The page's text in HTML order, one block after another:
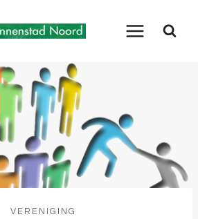
VERENIGING